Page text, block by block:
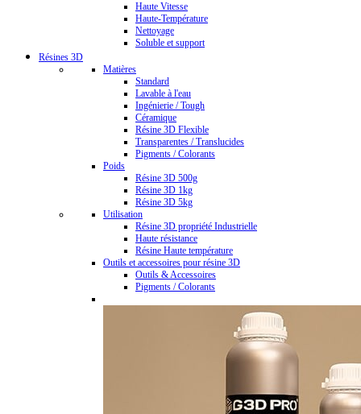
Haute Vitesse
Haute-Température
Nettoyage
Soluble et support
Résines 3D
Matières
Standard
Lavable à l'eau
Ingénierie / Tough
Céramique
Résine 3D Flexible
Transparentes / Translucides
Pigments / Colorants
Poids
Résine 3D 500g
Résine 3D 1kg
Résine 3D 5kg
Utilisation
Résine 3D propriété Industrielle
Haute résistance
Résine Haute température
Outils et accessoires pour résine 3D
Outils & Accessoires
Pigments / Colorants